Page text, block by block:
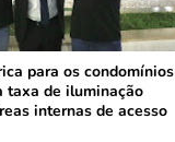
para os condomínios
taxa de iluminação
internas de acesso